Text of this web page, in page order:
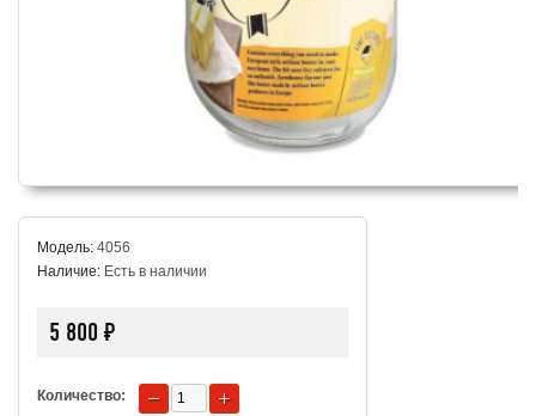
Модель: 4056
Наличие: Есть в наличии
5 800 ₽
Количество: